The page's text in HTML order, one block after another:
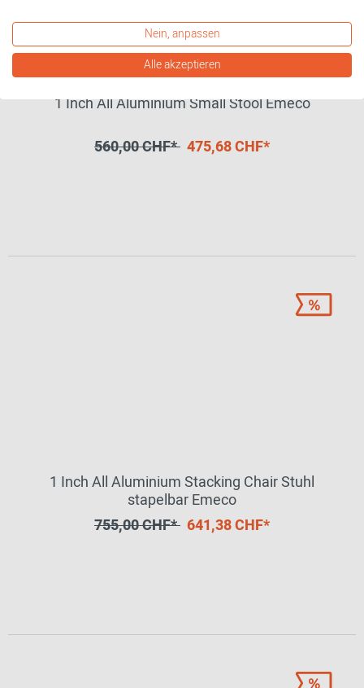
1 Inch All Aluminium Small Stool Emeco
560,00 CHF* 475,68 CHF*
1 Inch All Aluminium Stacking Chair Stuhl
stapelbar Emeco
755,00 CHF* 641,38 CHF*
Nein, anpassen
Alle akzeptieren